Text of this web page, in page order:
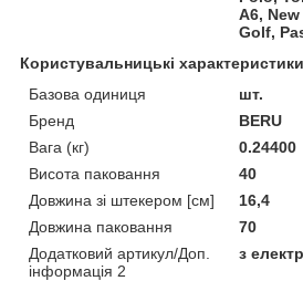
A6,
Golf,
Користувальницькі характеристики
Базова одиниця
шт.
Бренд
BERU
Вага (кг)
0.24400
Висота паковання
40
Довжина зі штекером [см]
16,4
Довжина паковання
70
Додатковий артикул/Доп.
інформація 2
з